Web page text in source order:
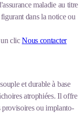
maladie au titre
dans la notice ou
un clicNous contacter
et durable à base
atrophiées. Il offre
provisoires ou implanto-